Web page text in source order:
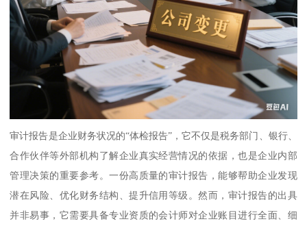
审计报告是企业财务状况的“体检报告”，它不仅是税务部门、银行、
合作伙伴等外部机构了解企业真实经营情况的依据，也是企业内部
管理决策的重要参考。一份高质量的审计报告，能够帮助企业发现
潜在风险、优化财务结构、提升信用等级。然而，审计报告的出具
并非易事，它需要具备专业资质的会计师对企业账目进行全面、细